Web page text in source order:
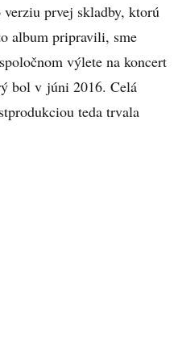
prvej skladby, ktorú
album pripravili, sme
výlete na koncert
bol v júni 2016. Celá
teda trvala